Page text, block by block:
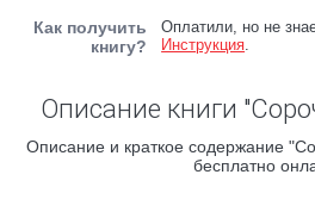
Как получить
книгу?
Оплатили, но не
Инструкция.
Описание книги
Описание и краткое содержание
бесплатно